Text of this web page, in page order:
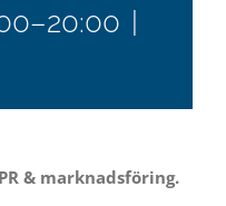
–20:00
PR & marknadsföring.